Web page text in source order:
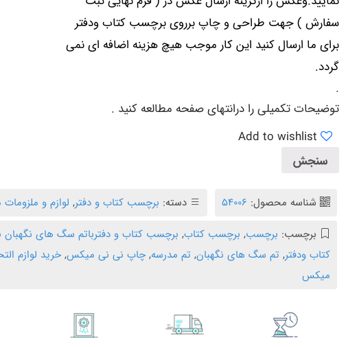
سفارش ) جهت طراحی و چاپ برروی برچسب کتاب ودفتر
برای ما ارسال کنید این کار موجب هیچ هزینه اضافه ای نمی
گردد.
.
توضیحات تکمیلیرا درانتهای صفحه مطالعه کنید .
Add to wishlist
سنجش
شناسه محصول: ۵۴۰۰۶ دسته: برچسب کتاب و دفتر, لوازم و
برچسب: برچسب, برچسب کتاب, برچسب کتاب و دفترباتم سگ های
کتاب ودفتر, تم سگ های نگهبان, تم مدرسه, چاپ نی نی میکس,خرید لوازم
میکس